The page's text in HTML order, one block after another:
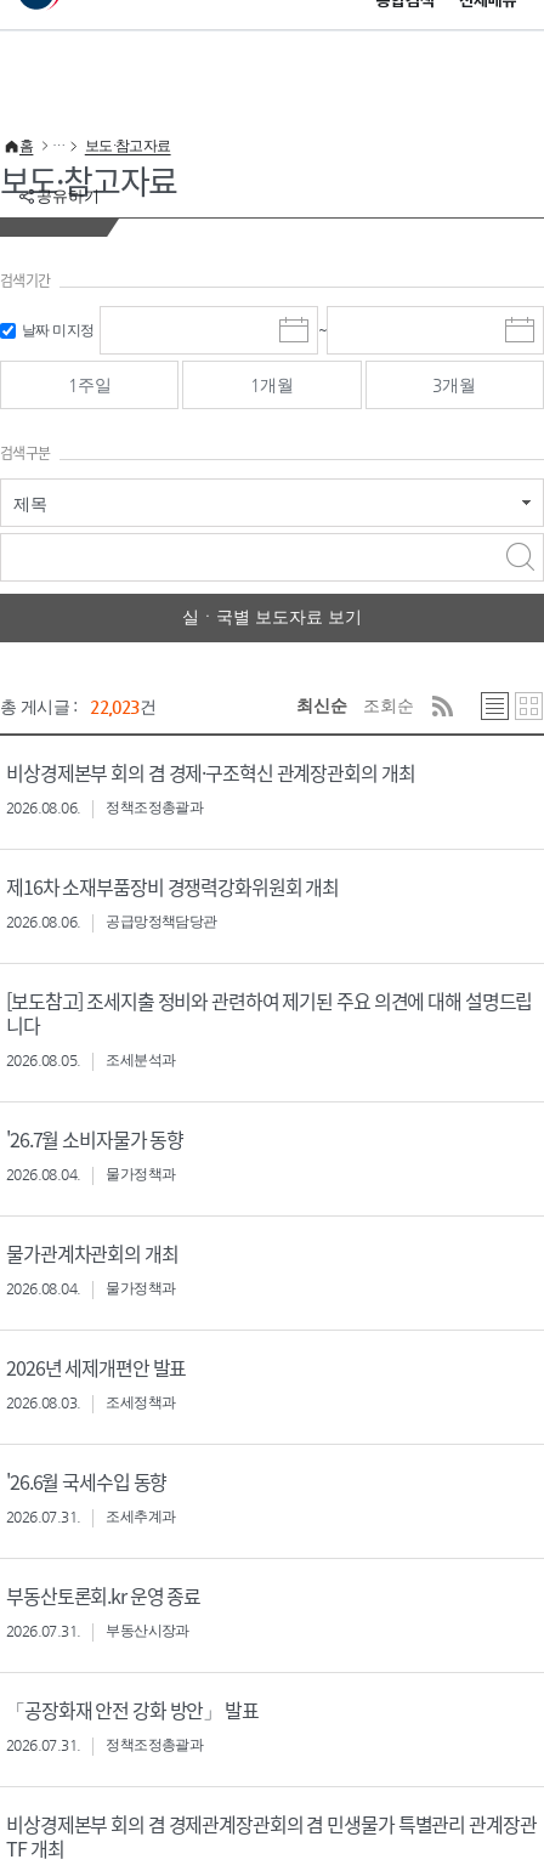
이 누리집은 대한민국 공식 전자정부 누리집입니다.
공유하기
홈 보도·참고자료
보도·참고자료
검색기간
날짜 미지정
시
작
일
선
~
종
료
선
1주일 1개월 3개월
검색구분
제목
실ㆍ국별 보도자료 보기
총 게시글 : 22,023건 최신순 조회순
비상경제본부 회의 겸 경제·구조혁신 관계장관회의 개최
2026.08.06. 정책조정총괄과
제16차 소재부품장비 경쟁력강화위원회 개최
2026.08.06. 공급망정책담당관
[보도참고] 조세지출 정비와 관련하여 제기된 주요 의견에 대해 설명드립
니다
2026.08.05. 조세분석과
'26.7월 소비자물가 동향
2026.08.04. 물가정책과
물가관계차관회의 개최
2026.08.04. 물가정책과
2026년 세제개편안 발표
2026.08.03. 조세정책과
'26.6월 국세수입 동향
2026.07.31. 조세추계과
부동산토론회.kr 운영 종료
2026.07.31. 부동산시장과
「공장화재 안전 강화 방안」 발표
2026.07.31. 정책조정총괄과
비상경제본부 회의 겸 경제관계장관회의 겸 민생물가 특별관리 관계장관
TF 개최